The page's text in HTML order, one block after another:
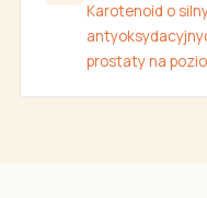
Karotenoid o
prostaty na